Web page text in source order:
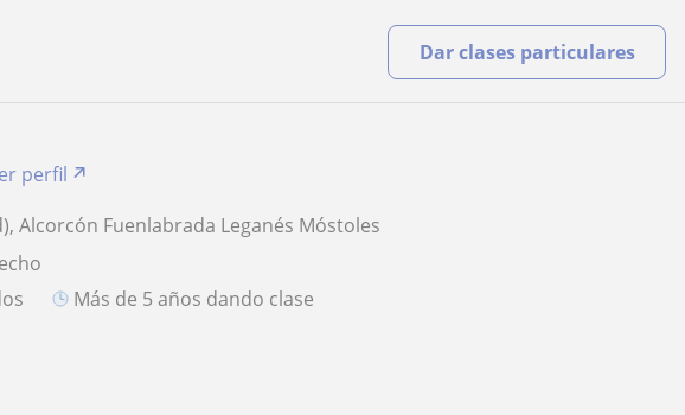
Dar clases particulares
perfil
Alcorcón Fuenlabrada Leganés Móstoles
más de 5 años dando clase